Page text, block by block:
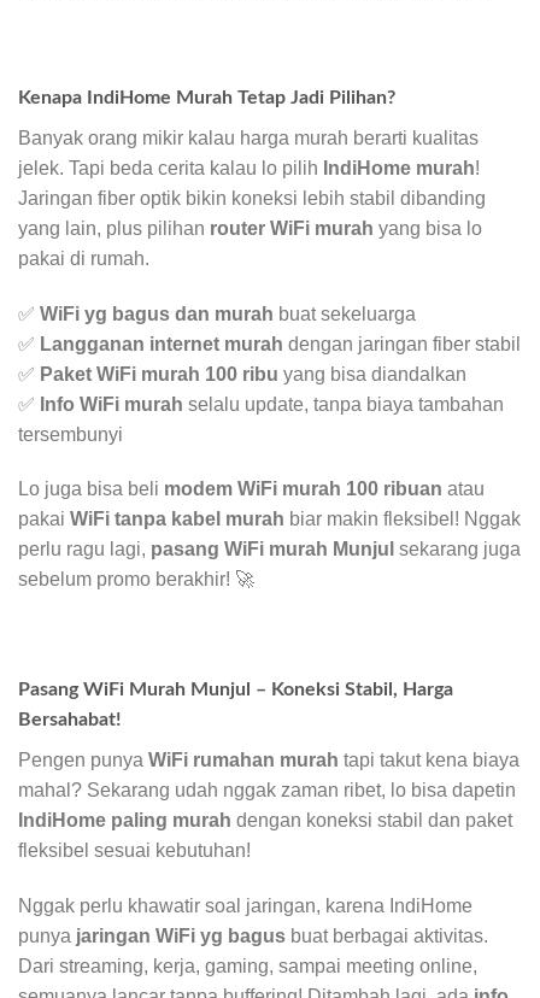
Kenapa IndiHome Murah Tetap Jadi Pilihan?
Banyak orang mikir kalau harga murah berarti kualitas
jelek. Tapi beda cerita kalau lo pilih IndiHome murah!
Jaringan fiber optik bikin koneksi lebih stabil dibanding
yang lain, plus pilihan router WiFi murah yang bisa lo
pakai di rumah.
✅ WiFi yg bagus dan murah buat sekeluarga
✅ Langganan internet murah dengan jaringan fiber stabil
✅ Paket WiFi murah 100 ribu yang bisa diandalkan
✅ Info WiFi murah selalu update, tanpa biaya tambahan
tersembunyi
Lo juga bisa beli modem WiFi murah 100 ribuan atau
pakai WiFi tanpa kabel murah biar makin fleksibel! Nggak
perlu ragu lagi, pasang WiFi murah Munjul sekarang juga
sebelum promo berakhir! 🚀
Pasang WiFi Murah Munjul – Koneksi Stabil, Harga
Bersahabat!
Pengen punya WiFi rumahan murah tapi takut kena biaya
mahal? Sekarang udah nggak zaman ribet, lo bisa dapetin
IndiHome paling murah dengan koneksi stabil dan paket
fleksibel sesuai kebutuhan!
Nggak perlu khawatir soal jaringan, karena IndiHome
punya jaringan WiFi yg bagus buat berbagai aktivitas.
Dari streaming, kerja, gaming, sampai meeting online,